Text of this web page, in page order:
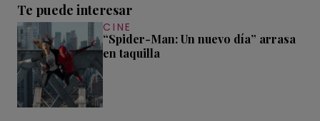
Te puede interesar
CINE
“Spider-Man: Un nuevo día” arrasa
en taquilla